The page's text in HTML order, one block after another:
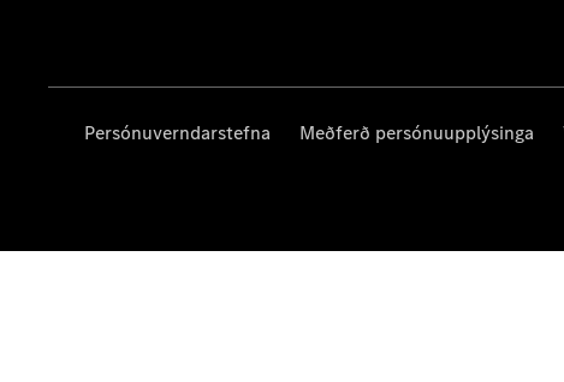
Persónuverndarstefna Meðferð persónuupplýsinga